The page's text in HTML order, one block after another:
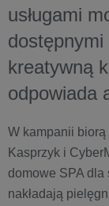
usługami
kreatywną
odpowiada
W kampanii biorą
Kasprzyk i
domowe SPA dla
nakładają